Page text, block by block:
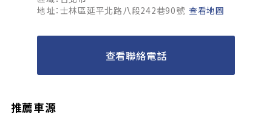
地址：士林區延平北路八段242巷90號 查看地圖
查看聯絡電話
推薦車源